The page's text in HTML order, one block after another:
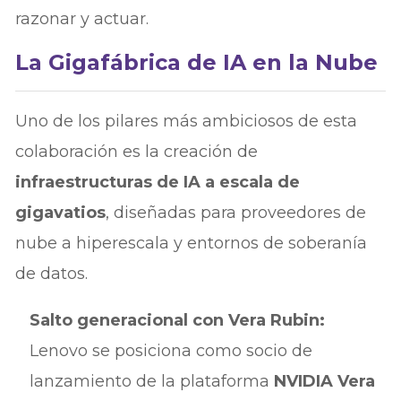
razonar y actuar.
La Gigafábrica de IA en la Nube
Uno de los pilares más ambiciosos de esta
colaboración es la creación de
infraestructuras de IA a escala de
gigavatios, diseñadas para proveedores de
nube a hiperescala y entornos de soberanía
de datos.
Salto generacional con Vera Rubin:
Lenovo se posiciona como socio de
lanzamiento de la plataforma NVIDIA Vera